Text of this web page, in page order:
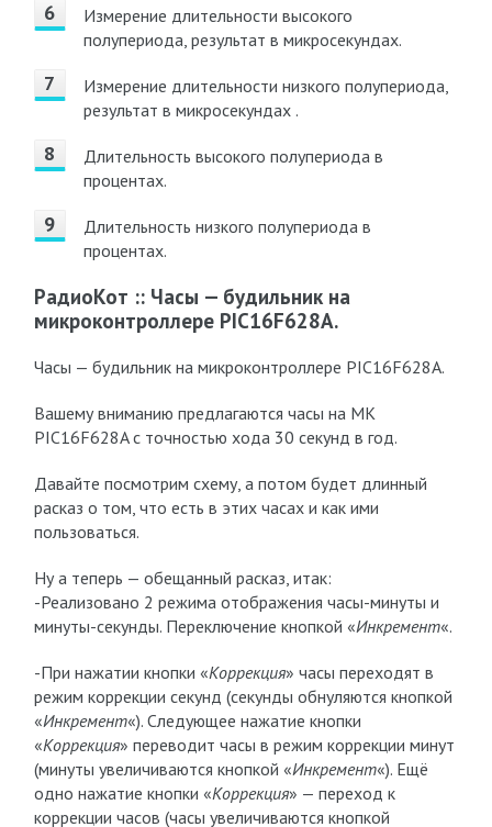
Измерение длительности высокого
полупериода, результат в микросекундах.
Измерение длительности низкого полупериода,
результат в микросекундах .
Длительность высокого полупериода в
процентах.
Длительность низкого полупериода в
процентах.
РадиоКот :: Часы — будильник на
микроконтроллере PIC16F628A.
Часы — будильник на микроконтроллере PIC16F628A.
Вашему вниманию предлагаются часы на МК
PIC16F628A с точностью хода 30 секунд в год.
Давайте посмотрим схему, а потом будет длинный
расказ о том, что есть в этих часах и как ими
пользоваться.
Ну а теперь — обещанный расказ, итак:
-Реализовано 2 режима отображения часы-минуты и
минуты-секунды. Переключение кнопкой «Инкремент«.
-При нажатии кнопки «Коррекция» часы переходят в
режим коррекции секунд (секунды обнуляются кнопкой
«Инкремент«). Следующее нажатие кнопки
«Коррекция» переводит часы в режим коррекции минут
(минуты увеличиваются кнопкой «Инкремент«). Ещё
одно нажатие кнопки «Коррекция» — переход к
коррекции часов (часы увеличиваются кнопкой